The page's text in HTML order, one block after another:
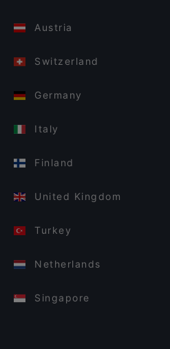
Austria
Switzerland
Germany
Italy
Finland
United Kingdom
Turkey
Netherlands
Singapore